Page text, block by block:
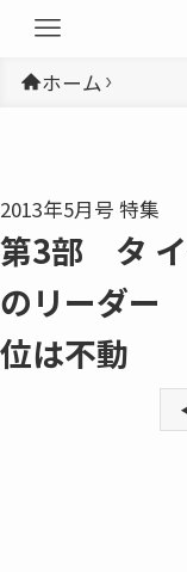
ホーム
2013年5月号 特集
第3部 タ
のリーダー
位は不動